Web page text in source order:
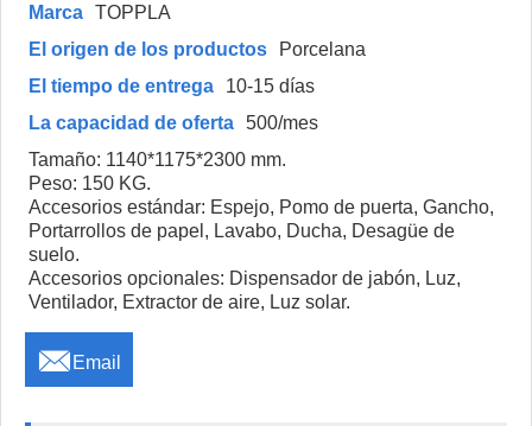
Marca TOPPLA
El origen de los productos
Porcelana
El tiempo de entrega
10-15 días
La capacidad de oferta 500/mes
Tamaño: 1140*1175*2300 mm.
Peso: 150 KG.
Accesorios estándar: Espejo, Pomo de puerta, Gancho,
Portarrollos de papel, Lavabo, Ducha, Desagüe de
suelo.
Accesorios opcionales: Dispensador de jabón, Luz,
Ventilador, Extractor de aire, Luz solar.
 Email